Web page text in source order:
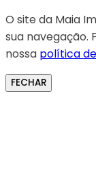
O site da Maia
sua navegação.
nossa política
FECHAR